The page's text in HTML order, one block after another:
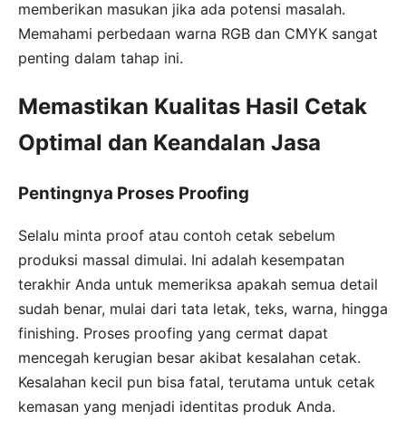
memberikan masukan jika ada potensi masalah.
Memahami perbedaan warna RGB dan CMYK sangat
penting dalam tahap ini.
Memastikan Kualitas Hasil Cetak
Optimal dan Keandalan Jasa
Pentingnya Proses Proofing
Selalu minta proof atau contoh cetak sebelum
produksi massal dimulai. Ini adalah kesempatan
terakhir Anda untuk memeriksa apakah semua detail
sudah benar, mulai dari tata letak, teks, warna, hingga
finishing. Proses proofing yang cermat dapat
mencegah kerugian besar akibat kesalahan cetak.
Kesalahan kecil pun bisa fatal, terutama untuk cetak
kemasan yang menjadi identitas produk Anda.